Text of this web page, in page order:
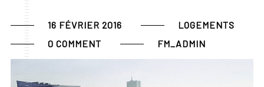
16 FÉVRIER 2016
LOGEMENTS
0 COMMENT
FM_ADMIN